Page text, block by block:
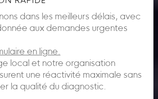
dans les meilleurs délais, avec
aux demandes urgentes
en ligne.
local et notre organisation
une réactivité maximale sans
la qualité du diagnostic.